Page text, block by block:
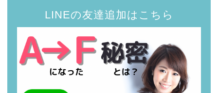
LINEの友達追加はこちら